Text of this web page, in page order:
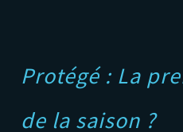
Protégé : La
de la saison ?